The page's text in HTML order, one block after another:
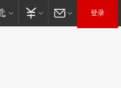
登录